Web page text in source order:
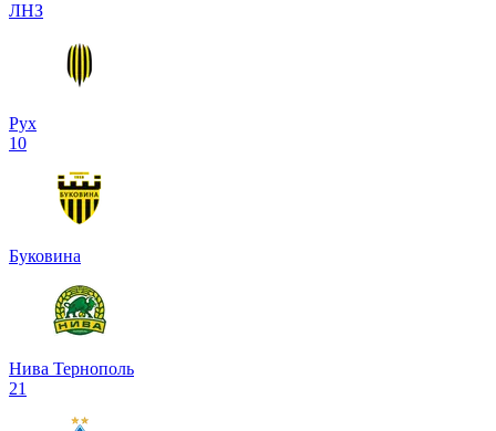
ЛНЗ
Рух
10
Буковина
Нива Тернополь
21